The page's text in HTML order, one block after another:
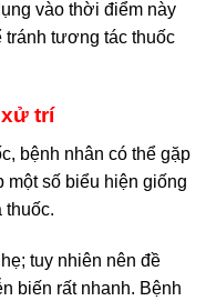
vào thời điểm này
tránh tương tác thuốc
trí
bệnh nhân có thể gặp
một số biểu hiện giống
thuốc.
tuy nhiên nên đề
biến rất nhanh. Bệnh